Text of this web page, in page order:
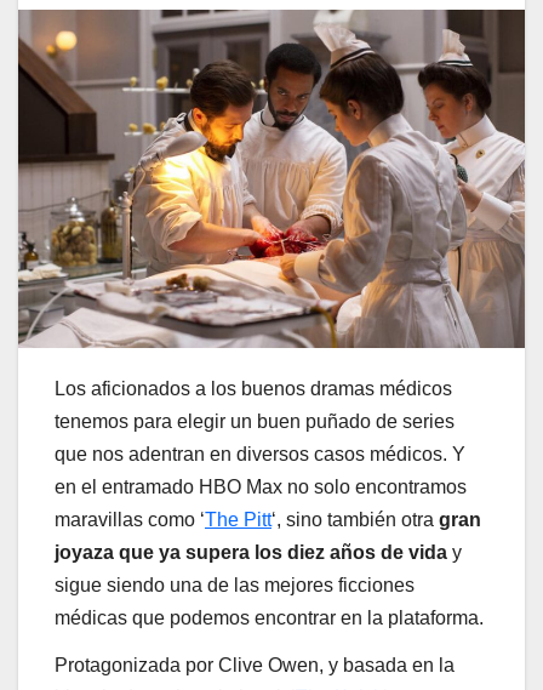
Los aficionados a los buenos dramas médicos
tenemos para elegir un buen puñado de series
que nos adentran en diversos casos médicos. Y
en el entramado HBO Max no solo encontramos
maravillas como ‘The Pitt‘, sino también otra gran
joyaza que ya supera los diez años de vida y
sigue siendo una de las mejores ficciones
médicas que podemos encontrar en la plataforma.
Protagonizada por Clive Owen, y basada en la